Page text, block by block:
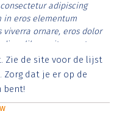
adipiscing
in eros elementum
viverra ornare, eros dolor
libero vitae erat.
cursus id rutrum lorem
tristique posuere.
Zie de site voor de lijst
Zorg dat je er op de
bent!